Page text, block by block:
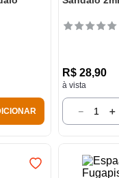
R$ 28,90
à vista
＋
－